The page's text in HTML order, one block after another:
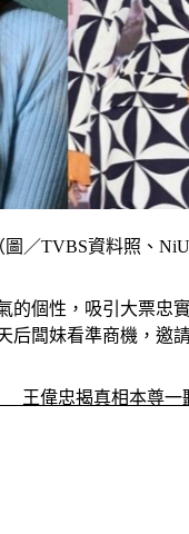
／TVBS資料照、
的個性，吸引大票
闆妹看準商機，邀
王偉忠揭真相本尊一